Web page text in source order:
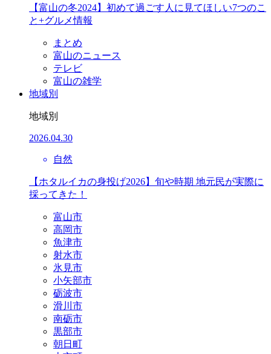
【富山の冬2024】初めて過ごす人に見てほしい7つのこ
と+グルメ情報
まとめ
富山のニュース
テレビ
富山の雑学
地域別
地域別
2026.04.30
自然
【ホタルイカの身投げ2026】旬や時期 地元民が実際に
採ってきた！
富山市
高岡市
魚津市
射水市
氷見市
小矢部市
砺波市
滑川市
南砺市
黒部市
朝日町